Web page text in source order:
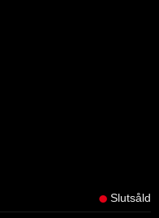
Slutsåld